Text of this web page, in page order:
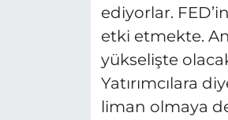
ediyorlar.
etki etmekte.
yükselişte
Yatırımcılara
liman olmaya